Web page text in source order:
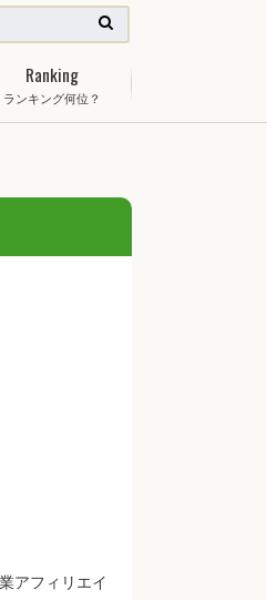
ランキング何位？
Ranking
アフィリエイ